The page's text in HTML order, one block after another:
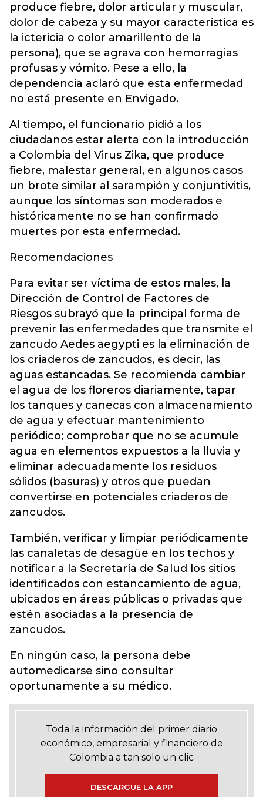
produce fiebre, dolor articular y muscular,
dolor de cabeza y su mayor característica es
la ictericia o color amarillento de la
persona), que se agrava con hemorragias
profusas y vómito. Pese a ello, la
dependencia aclaró que esta enfermedad
no está presente en Envigado.
Al tiempo, el funcionario pidió a los
ciudadanos estar alerta con la introducción
a Colombia del Virus Zika, que produce
fiebre, malestar general, en algunos casos
un brote similar al sarampión y conjuntivitis,
aunque los síntomas son moderados e
históricamente no se han confirmado
muertes por esta enfermedad.
Recomendaciones
Para evitar ser víctima de estos males, la
Dirección de Control de Factores de
Riesgos subrayó que la principal forma de
prevenir las enfermedades que transmite el
zancudo Aedes aegypti es la eliminación de
los criaderos de zancudos, es decir, las
aguas estancadas. Se recomienda cambiar
el agua de los floreros diariamente, tapar
los tanques y canecas con almacenamiento
de agua y efectuar mantenimiento
periódico; comprobar que no se acumule
agua en elementos expuestos a la lluvia y
eliminar adecuadamente los residuos
sólidos (basuras) y otros que puedan
convertirse en potenciales criaderos de
zancudos.
También, verificar y limpiar periódicamente
las canaletas de desagüe en los techos y
notificar a la Secretaría de Salud los sitios
identificados con estancamiento de agua,
ubicados en áreas públicas o privadas que
estén asociadas a la presencia de
zancudos.
En ningún caso, la persona debe
automedicarse sino consultar
oportunamente a su médico.
Toda la información del primer diario
económico, empresarial y financiero de
Colombia a tan solo un clic
DESCARGUE LA APP